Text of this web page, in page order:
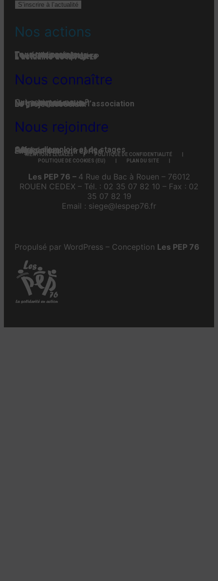
S’inscrire à l’actualité
Nos actions
Tous nos projets
Les établissements
Toute l’actualité
L'actualité associative
L’actualité des projets
L’actualité de la FGPEP
Nous connaître
Qui-sommes-nous ?
Notre histoire
Notre organisation
La gouvernance de l’association
Le projet associatif
Nous rejoindre
Offres d’emplois et de stages
Adhésion
Faire un don
Engager son entreprise
MENTIONS LÉGALES
POLITIQUE DE CONFIDENTIALITÉ
POLITIQUE DE COOKIES (EU)
PLAN DU SITE
Les PEP 76 – 4 Rue du Bac à Rouen – 76012
ROUEN CEDEX – Tél. : 02 35 07 82 10 – Fax : 02
35 07 82 19
Email : siege@lespep76.fr
Propulsé par WordPress – Conception Les PEP 76